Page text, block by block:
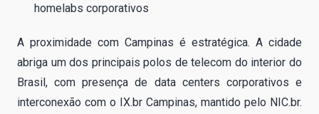
homelabs corporativos
A proximidade com Campinas é estratégica. A cidade
abriga um dos principais polos de telecom do interior do
Brasil, com presença de data centers corporativos e
interconexão com o IX.br Campinas, mantido pelo NIC.br.